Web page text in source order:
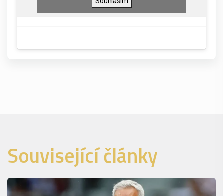
Související články